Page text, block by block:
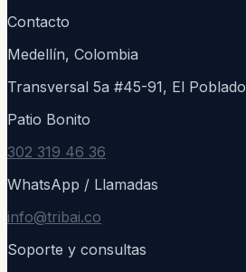
Contacto
Medellín, Colombia
Transversal 5a #45-91, El Poblado
Patio Bonito
302 319 46 36
WhatsApp / Llamadas
info@tribai.co
Soporte y consultas